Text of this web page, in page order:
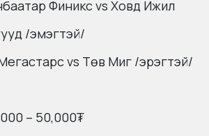
Финикс vs Ховд Ижил
/эмэгтэй/
vs Төв Миг /эрэгтэй/
– 50,000₮